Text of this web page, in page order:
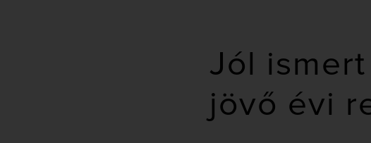
Jól
jövő évi